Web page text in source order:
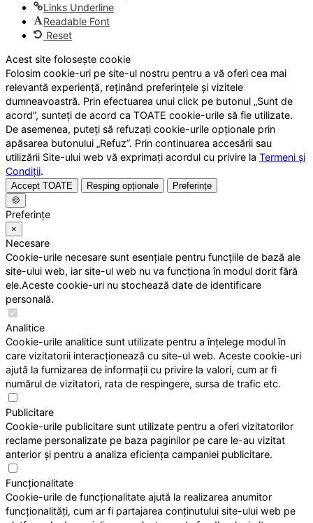
Links Underline
Readable Font
Reset
Acest site folosește cookie
Folosim cookie-uri pe site-ul nostru pentru a vă oferi cea mai
relevantă experiență, reținând preferințele și vizitele
dumneavoastră. Prin efectuarea unui click pe butonul „Sunt de
acord”, sunteți de acord ca TOATE cookie-urile să fie utilizate.
De asemenea, puteți să refuzați cookie-urile opționale prin
apăsarea butonului „Refuz”. Prin continuarea accesării sau
utilizării Site-ului web vă exprimați acordul cu privire la Termeni și
Condiții.
Accept TOATE Resping opționale
Preferințe
🍪
Preferințe
×
Necesare
Cookie-urile necesare sunt esențiale pentru funcțiile de bază ale
site-ului web, iar site-ul web nu va funcționa în modul dorit fără
ele.Aceste cookie-uri nu stochează date de identificare
personală.
Analitice
Cookie-urile analitice sunt utilizate pentru a înțelege modul în
care vizitatorii interacționează cu site-ul web. Aceste cookie-uri
ajută la furnizarea de informații cu privire la valori, cum ar fi
numărul de vizitatori, rata de respingere, sursa de trafic etc.
Publicitare
Cookie-urile publicitare sunt utilizate pentru a oferi vizitatorilor
reclame personalizate pe baza paginilor pe care le-au vizitat
anterior și pentru a analiza eficiența campaniei publicitare.
Funcționalitate
Cookie-urile de funcționalitate ajută la realizarea anumitor
funcționalități, cum ar fi partajarea conținutului site-ului web pe